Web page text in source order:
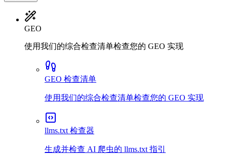
GEO
使用我们的综合检查清单检查您的 GEO 实现
GEO 检查清单
使用我们的综合检查清单检查您的 GEO 实现
llms.txt 检查器
生成并检查 AI 爬虫的 llms.txt 指引